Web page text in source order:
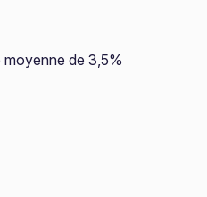
moyenne de 3,5%